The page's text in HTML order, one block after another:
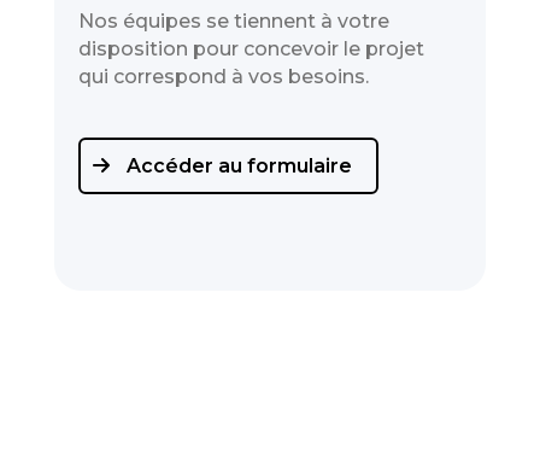
Nos équipes se tiennent à votre
disposition pour concevoir le projet
qui correspond à vos besoins.
Accéder au formulaire